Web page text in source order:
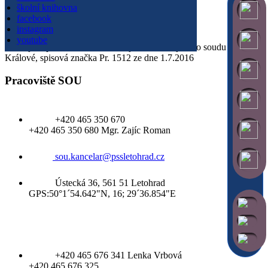
školní knihovna
facebook
instagram
youtube
DIČ: CZ49314912
IZO: 049314912
Datová schránka: 4jzwpy4
B. účet: 86-0505800257/0100
Škola je zapsaná v obchodním rejstříku u Krajského soudu v Hradci
Králové, spisová značka Pr. 1512 ze dne 1.7.2016
Pracoviště SOU
+420 465 350 670
+420 465 350 680 Mgr. Zajíc Roman
sou.kancelar@pssletohrad.cz
Ústecká 36, 561 51 Letohrad
GPS:50°1´54.642"N, 16; 29´36.854"E
+420 465 676 341 Lenka Vrbová